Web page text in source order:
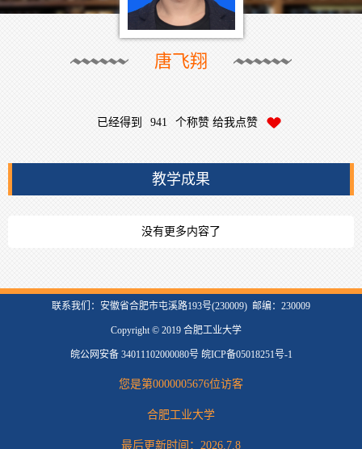
唐飞翔
已经得到 941 个称赞 给我点赞
教学成果
没有更多内容了
联系我们：安徽省合肥市屯溪路193号(230009) 邮编：230009
Copyright © 2019 合肥工业大学
皖公网安备 34011102000080号 皖ICP备05018251号-1
您是第0000005676位访客
合肥工业大学
最后更新时间： 2026.7.8